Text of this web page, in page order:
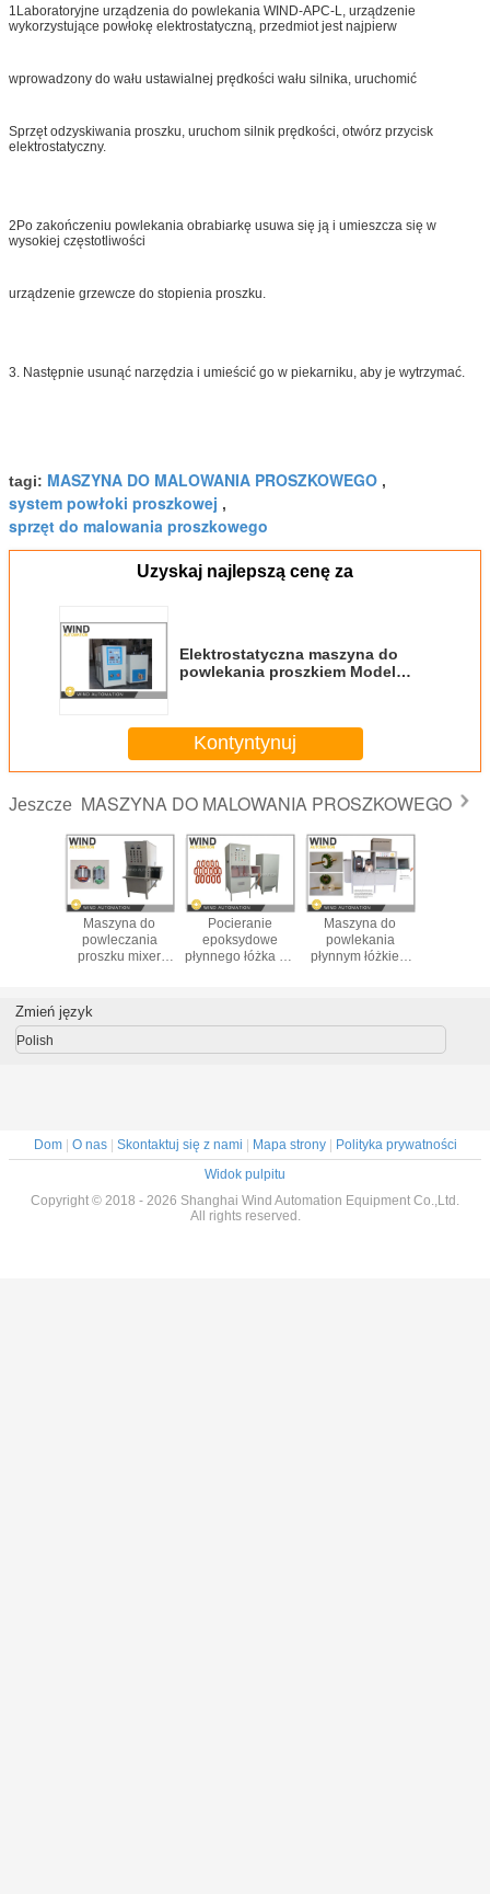
1Laboratoryjne urządzenia do powlekania WIND-APC-L, urządzenie
wykorzystujące powłokę elektrostatyczną, przedmiot jest najpierw
wprowadzony do wału ustawialnej prędkości wału silnika, uruchomić
Sprzęt odzyskiwania proszku, uruchom silnik prędkości, otwórz przycisk
elektrostatyczny.
2Po zakończeniu powlekania obrabiarkę usuwa się ją i umieszcza się w
wysokiej częstotliwości
urządzenie grzewcze do stopienia proszku.
3. Następnie usunąć narzędzia i umieścić go w piekarniku, aby je wytrzymać.
tagi: MASZYNA DO MALOWANIA PROSZKOWEGO ,
system powłoki proszkowej ,
sprzęt do malowania proszkowego
Uzyskaj najlepszą cenę za
Elektrostatyczna maszyna do
powlekania proszkiem Model
Kontyntynuj
Jeszcze MASZYNA DO MALOWANIA PROSZKOWEGO
Maszyna do
powleczania
proszku mixer
wywijania cewki
statora silnika
Pocieranie
epoksydowe
płynnego łóżka do
cewki
Maszyna do
powlekania
płynnym łóżkiem
zamiast ręcznego
Zmień język
Polish
Dom| O nas| Skontaktuj się z nami | Mapa strony| Polityka prywatności
Widok pulpitu
Copyright © 2018 - 2026 Shanghai Wind Automation Equipment Co.,Ltd.
All rights reserved.